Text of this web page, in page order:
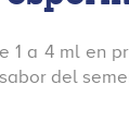
1 a 4 ml en
del